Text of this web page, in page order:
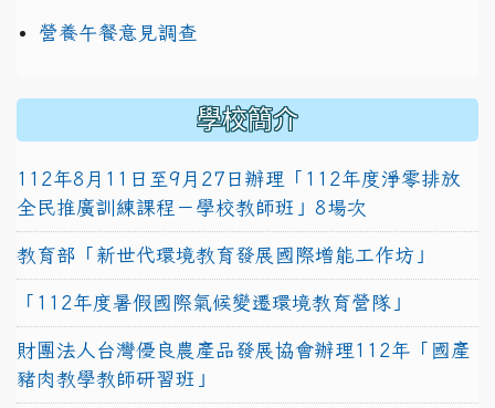
營養午餐意見調查
學校簡介
112年8月11日至9月27日辦理「112年度淨零排放
全民推廣訓練課程－學校教師班」8場次
教育部「新世代環境教育發展國際增能工作坊」
「112年度暑假國際氣候變遷環境教育營隊」
財團法人台灣優良農產品發展協會辦理112年「國產
豬肉教學教師研習班」